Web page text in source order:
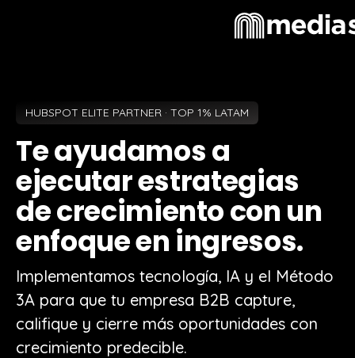
HUBSPOT ELITE PARTNER · TOP 1% LATAM
Te ayudamos a
ejecutar estrategias
de crecimiento con un
enfoque en ingresos.
Implementamos tecnología, IA y el Método
3A para que tu empresa B2B capture,
califique y cierre más oportunidades con
crecimiento predecible.